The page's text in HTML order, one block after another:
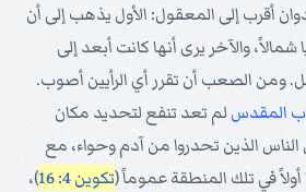
أقرب إلى المعقول: الأول يذهب إلى أن
والآخر يرى أنها كانت أبعد إلى
ومن الصعب أن تقرر أي الرأيين أصوب.
المقدس لم تعد تنفع لتحديد مكان
الناس الذين تحدروا من آدم وحواء، مع
في تلك المنطقة عموماً (تكوين 4: 16
)،